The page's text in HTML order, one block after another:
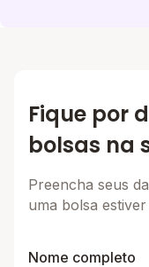
Fique por
bolsas na
Preencha seus
uma bolsa
Nome completo